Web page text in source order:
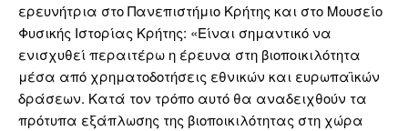
ερευνήτρια στο Πανεπιστήμιο Κρήτης και στο Μουσείο
Φυσικής Ιστορίας Κρήτης: «Είναι σημαντικό να
ενισχυθεί περαιτέρω η έρευνα στη βιοποικιλότητα
μέσα από χρηματοδοτήσεις εθνικών και ευρωπαϊκών
δράσεων. Κατά τον τρόπο αυτό θα αναδειχθούν τα
πρότυπα εξάπλωσης της βιοποικιλότητας στη χώρα